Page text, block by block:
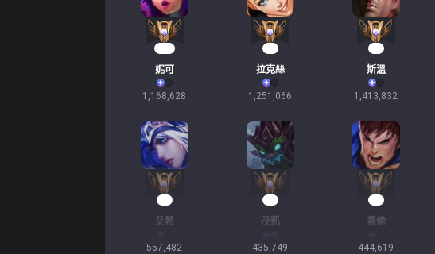
108
妮可
1,168,628
92
拉克絲
1,251,066
80
斯溫
1,413,832
艾希
557,482
茂凱
435,749
蓋倫
444,619